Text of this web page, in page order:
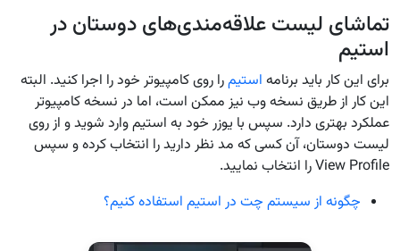
تماشای لیست علاقه‌مندی‌های دوستان در
استیم
برای این کار باید برنامه استیمرا روی کامپیوتر خود را اجرا کنید. البته
این کار از طریق نسخه وب نیز ممکن است، اما در نسخه کامپیوتر
عملکرد بهتری دارد. سپس با یوزر خود به استیم وارد شوید و از روی
لیست دوستان، آن کسی که مد نظر دارید را انتخاب کرده و سپس
View Profile را انتخاب نمایید.
چگونه از سیستم چت در استیم استفاده کنیم؟